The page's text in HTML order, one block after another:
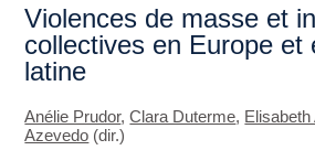
Violences de masse et
collectives en Europe et
latine
Anélie Prudor,Clara Duterme, Elisabeth
Azevedo (dir.)